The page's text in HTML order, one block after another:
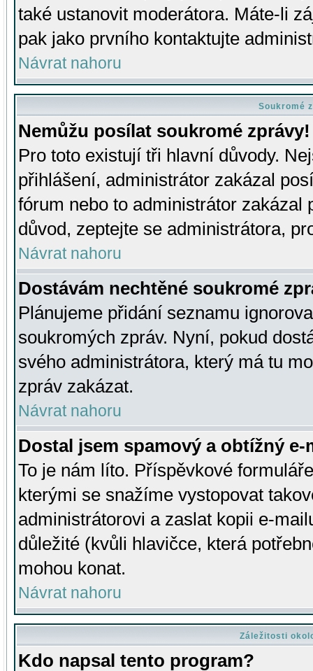
také ustanovit moderátora. Máte-li
pak jako prvního kontaktujte
Návrat nahoru
Soukromé
Nemůžu posílat soukromé zprávy!
Pro toto existují tři hlavní důvody.
přihlášení, administrátor zakázal
fórum nebo to administrátor zakázal
důvod, zeptejte se administrátora,
Návrat nahoru
Dostávám nechtěné soukromé
Plánujeme přidání seznamu
soukromých zpráv. Nyní, pokud
svého administrátora, který má tu
zpráv zakázat.
Návrat nahoru
Dostal jsem spamový a obtížný
To je nám líto. Příspěvkové
kterými se snažíme vystopovat
administrátorovi a zaslat kopii e-
důležité (kvůli hlavičce, která
mohou konat.
Návrat nahoru
Záležitosti
Kdo napsal tento program?